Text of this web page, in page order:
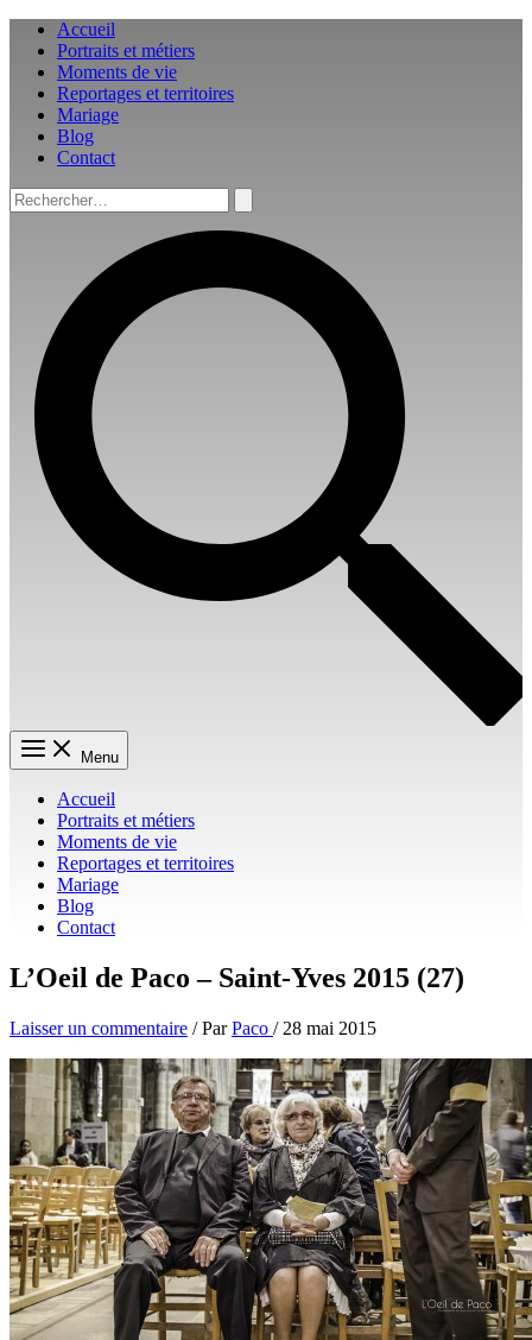
Aller
contenu
Accueil
Portraits et métiers
Moments de vie
Reportages et territoires
Mariage
Blog
Contact
Rechercher :
Menu
Accueil
Portraits et métiers
Moments de vie
Reportages et territoires
Mariage
Blog
Contact
L’Oeil de Paco – Saint-Yves 2015 (27)
Laisser un commentaire / ParPaco / 28 mai 2015